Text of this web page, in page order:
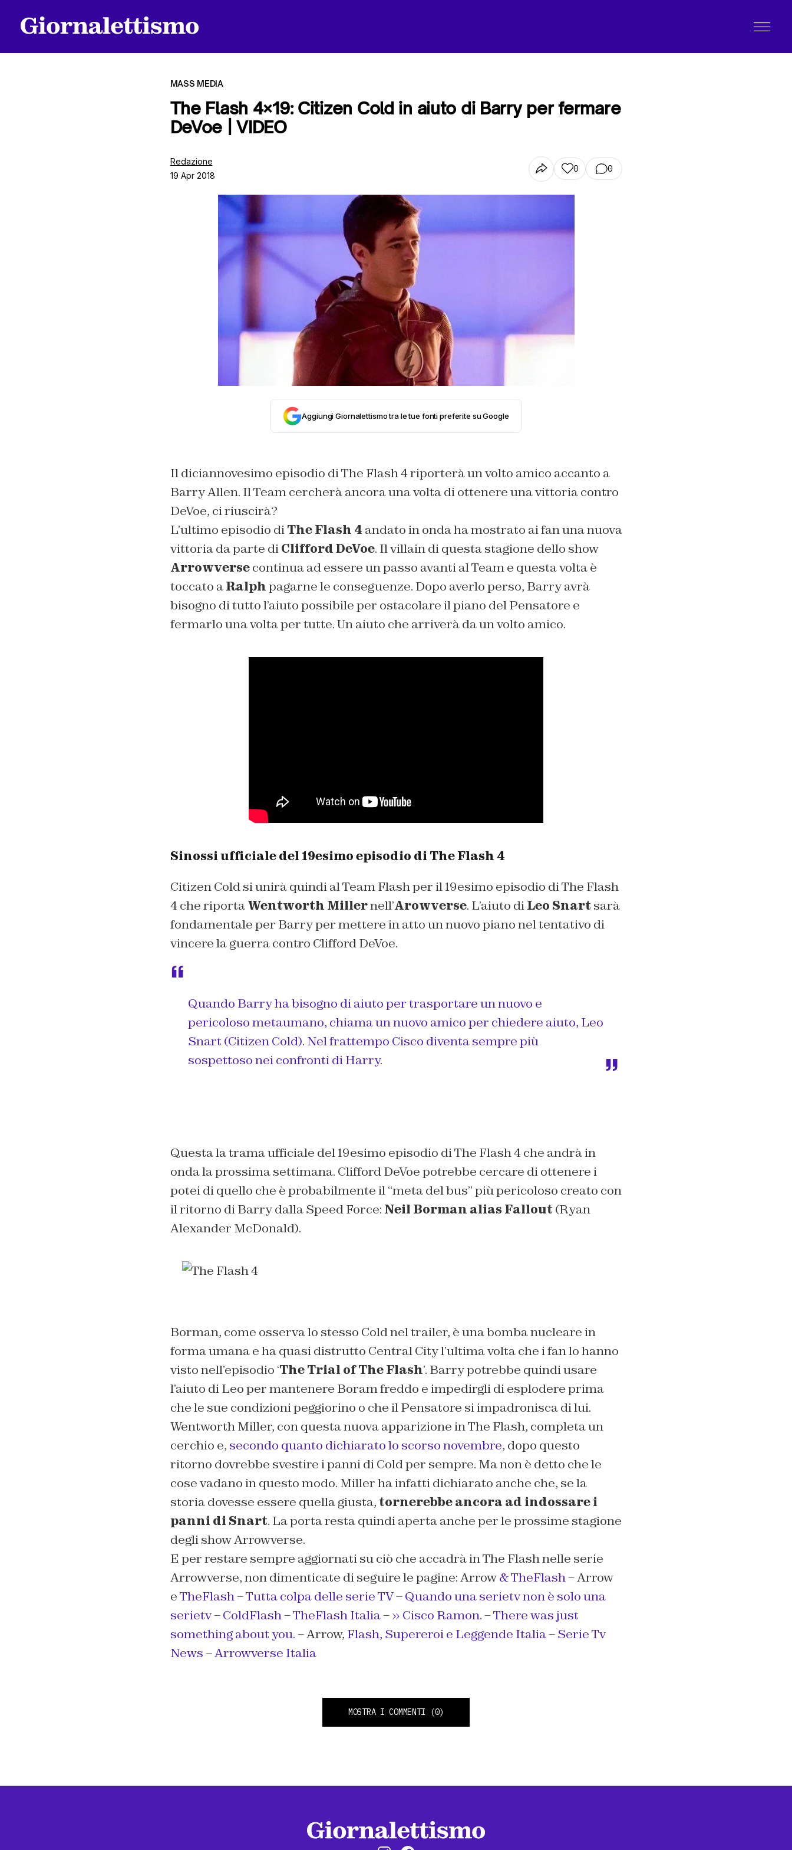
MASS MEDIA
The Flash 4×19: Citizen Cold in aiuto di Barry per fermare
DeVoe | VIDEO
Redazione
19 Apr 2018
0 0
Aggiungi Giornalettismo tra le tue fonti preferite su Google
Il diciannovesimo episodio di The Flash 4 riporterà un volto amico accanto a
Barry Allen. Il Team cercherà ancora una volta di ottenere una vittoria contro
DeVoe, ci riuscirà?
L’ultimo episodio diThe Flash 4 andato in onda ha mostrato ai fan una nuova
vittoria da parte diClifford DeVoe. Il villain di questa stagione dello show
Arrowversecontinua ad essere un passo avanti al Team e questa volta è
toccato aRalphpagarne le conseguenze. Dopo averlo perso, Barry avrà
bisogno di tutto l’aiuto possibile per ostacolare il piano del Pensatore e
fermarlo una volta per tutte. Un aiuto che arriverà da un volto amico.
Sinossi ufficiale del 19esimo episodio di The Flash 4
Citizen Cold si unirà quindi al Team Flash per il 19esimo episodio di The Flash
4 che riportaWentworth Millernell’Arowverse. L’aiuto diLeo Snart sarà
fondamentale per Barry per mettere in atto un nuovo piano nel tentativo di
vincere la guerra contro Clifford DeVoe.
Quando Barry ha bisogno di aiuto per trasportare un nuovo e
pericoloso metaumano, chiama un nuovo amico per chiedere aiuto, Leo
Snart (Citizen Cold). Nel frattempo Cisco diventa sempre più
sospettoso nei confronti di Harry.
Questa la trama ufficiale del 19esimo episodio di The Flash 4 che andrà in
onda la prossima settimana. Clifford DeVoe potrebbe cercare di ottenere i
potei di quello che è probabilmente il “meta del bus” più pericoloso creato con
il ritorno di Barry dalla Speed Force: Neil Borman alias Fallout (Ryan
Alexander McDonald).
Borman, come osserva lo stesso Cold nel trailer, è una bomba nucleare in
forma umana e ha quasi distrutto Central City l’ultima volta che i fan lo hanno
visto nell’episodio ‘The Trial of The Flash’. Barry potrebbe quindi usare
l’aiuto di Leo per mantenere Boram freddo e impedirgli di esplodere prima
che le sue condizioni peggiorino o che il Pensatore si impadronisca di lui.
Wentworth Miller, con questa nuova apparizione in The Flash, completa un
cerchio e, secondo quanto dichiarato lo scorso novembre, dopo questo
ritorno dovrebbe svestire i panni di Cold per sempre. Ma non è detto che le
cose vadano in questo modo. Miller ha infatti dichiarato anche che, se la
storia dovesse essere quella giusta, tornerebbe ancora ad indossare i
panni di Snart. La porta resta quindi aperta anche per le prossime stagione
degli show Arrowverse.
E per restare sempre aggiornati su ciò che accadrà in The Flash nelle serie
Arrowverse, non dimenticate di seguire le pagine: Arrow& TheFlash– Arrow
eTheFlash–Tutta colpa delle serie TV–Quando una serietv non è solo una
serietv–ColdFlash–TheFlash Italia–» Cisco Ramon.–There was just
something about you.– Arrow, Flash, Supereroi e Leggende Italia–Serie Tv
News–Arrowverse Italia
MOSTRA I COMMENTI (0)